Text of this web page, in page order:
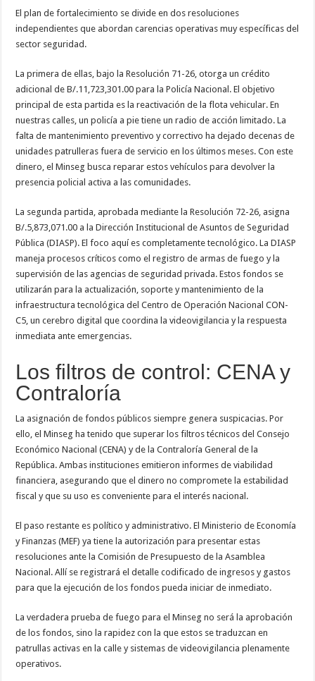
El plan de fortalecimiento se divide en dos resoluciones
independientes que abordan carencias operativas muy específicas del
sector seguridad.
La primera de ellas, bajo la Resolución 71-26, otorga un crédito
adicional de B/.11,723,301.00 para la Policía Nacional. El objetivo
principal de esta partida es la reactivación de la flota vehicular. En
nuestras calles, un policía a pie tiene un radio de acción limitado. La
falta de mantenimiento preventivo y correctivo ha dejado decenas de
unidades patrulleras fuera de servicio en los últimos meses. Con este
dinero, el Minseg busca reparar estos vehículos para devolver la
presencia policial activa a las comunidades.
La segunda partida, aprobada mediante la Resolución 72-26, asigna
B/.5,873,071.00 a la Dirección Institucional de Asuntos de Seguridad
Pública (DIASP). El foco aquí es completamente tecnológico. La DIASP
maneja procesos críticos como el registro de armas de fuego y la
supervisión de las agencias de seguridad privada. Estos fondos se
utilizarán para la actualización, soporte y mantenimiento de la
infraestructura tecnológica del Centro de Operación Nacional CON-
C5, un cerebro digital que coordina la videovigilancia y la respuesta
inmediata ante emergencias.
Los filtros de control: CENA y
Contraloría
La asignación de fondos públicos siempre genera suspicacias. Por
ello, el Minseg ha tenido que superar los filtros técnicos del Consejo
Económico Nacional (CENA) y de la Contraloría General de la
República. Ambas instituciones emitieron informes de viabilidad
financiera, asegurando que el dinero no compromete la estabilidad
fiscal y que su uso es conveniente para el interés nacional.
El paso restante es político y administrativo. El Ministerio de Economía
y Finanzas (MEF) ya tiene la autorización para presentar estas
resoluciones ante la Comisión de Presupuesto de la Asamblea
Nacional. Allí se registrará el detalle codificado de ingresos y gastos
para que la ejecución de los fondos pueda iniciar de inmediato.
La verdadera prueba de fuego para el Minseg no será la aprobación
de los fondos, sino la rapidez con la que estos se traduzcan en
patrullas activas en la calle y sistemas de videovigilancia plenamente
operativos.